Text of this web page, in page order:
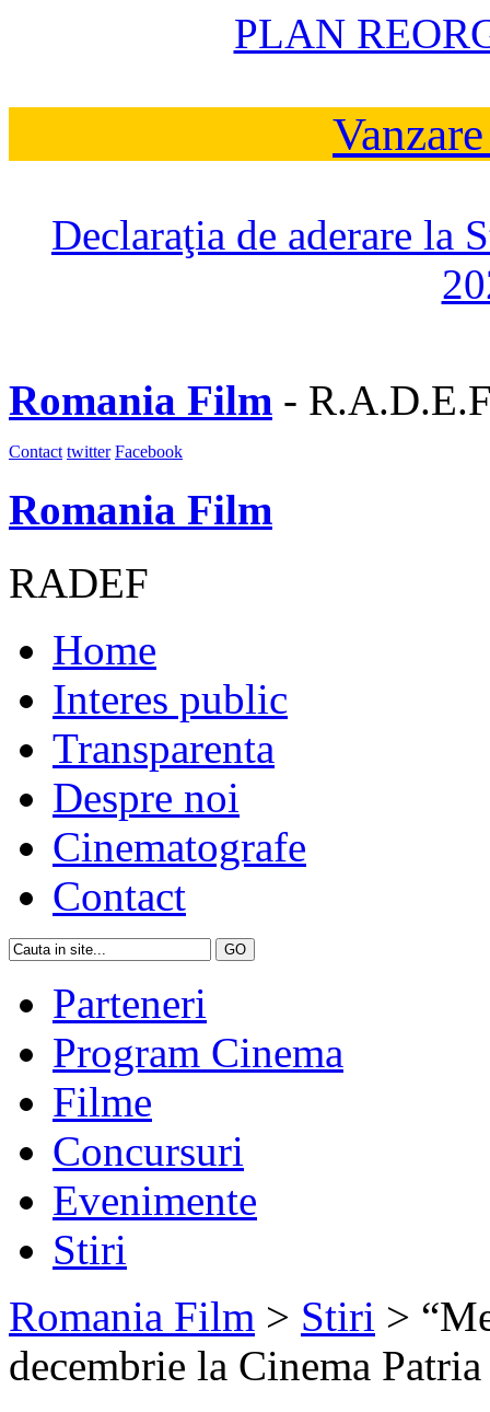
PLAN
Declaraţia de aderare la
Romania Film -
Contact twitter Facebook
Romania Film
RADEF
Home
Interes public
Transparenta
Despre noi
Cinematografe
Contact
Parteneri
Program Cinema
Filme
Concursuri
Evenimente
Stiri
Romania Film > Stiri >
decembrie la Cinema Patria